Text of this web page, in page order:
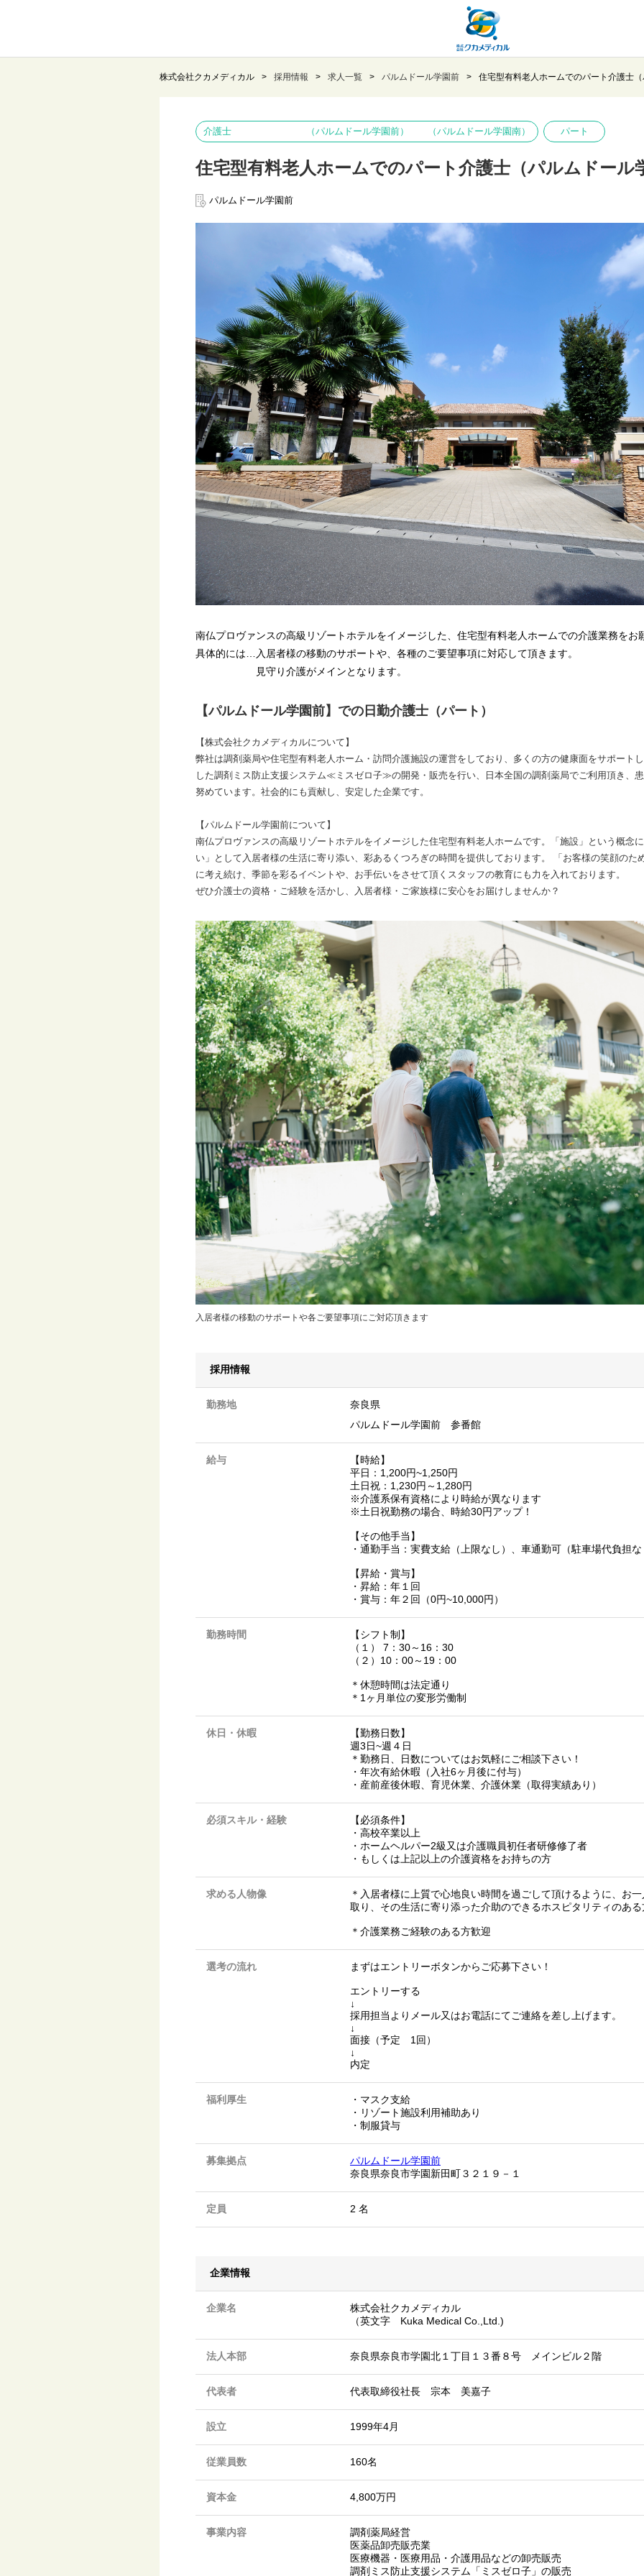
株式会社クカメディカル 採用情報 求人一覧 パルムドール学園前 住宅型有料老人ホームでのパート介護士
介護士 （パルムドール学園前） （パルムドール学園南） パート
住宅型有料老人ホームでのパート介護士（パルムドール
パルムドール学園前
南仏プロヴァンスの高級リゾートホテルをイメージした、住宅型有料老人ホームでの介護業務をお
具体的には…入居者様の移動のサポートや、各種のご要望事項に対応して頂きます。
見守り介護がメインとなります。
【パルムドール学園前】での日勤介護士（パート）
【株式会社クカメディカルについて】
弊社は調剤薬局や住宅型有料老人ホーム・訪問介護施設の運営をしており、多くの方の健康面をサポート
した調剤ミス防止支援システム≪ミスゼロ子≫の開発・販売を行い、日本全国の調剤薬局でご利用頂き、
努めています。社会的にも貢献し、安定した企業です。
【パルムドール学園前について】
南仏プロヴァンスの高級リゾートホテルをイメージした住宅型有料老人ホームです。「施設」という概念
い」として入居者様の生活に寄り添い、彩あるくつろぎの時間を提供しております。 「お客様の笑顔のた
に考え続け、季節を彩るイベントや、お手伝いをさせて頂くスタッフの教育にも力を入れております。
ぜひ介護士の資格・ご経験を活かし、入居者様・ご家族様に安心をお届けしませんか？
入居者様の移動のサポートや各ご要望事項にご対応頂きます
採用情報
勤務地
奈良県
パルムドール学園前 参番館
給与
【時給】
平日：1,200円~1,250円
土日祝：1,230円～1,280円
※介護系保有資格により時給が異なります
※土日祝勤務の場合、時給30円アップ！
【その他手当】
・通勤手当：実費支給（上限なし）、車通勤可（駐車場代負担
【昇給・賞与】
・昇給：年１回
・賞与：年２回（0円~10,000円）
勤務時間
【シフト制】
（１） 7：30～16：30
（２）10：00～19：00
＊休憩時間は法定通り
＊1ヶ月単位の変形労働制
休日・休暇
【勤務日数】
週3日~週４日
＊勤務日、日数についてはお気軽にご相談下さい！
・年次有給休暇（入社6ヶ月後に付与）
・産前産後休暇、育児休業、介護休業（取得実績あり）
必須スキル・経験
【必須条件】
・高校卒業以上
・ホームヘルパー2級又は介護職員初任者研修修了者
・もしくは上記以上の介護資格をお持ちの方
求める人物像
＊入居者様に上質で心地良い時間を過ごして頂けるように、お
取り、その生活に寄り添った介助のできるホスピタリティのある
＊介護業務ご経験のある方歓迎
選考の流れ まずはエントリーボタンからご応募下さい！
エントリーする
↓
採用担当よりメール又はお電話にてご連絡を差し上げます。
↓
面接（予定 1回）
↓
内定
福利厚生
・マスク支給
・リゾート施設利用補助あり
・制服貸与
募集拠点
パルムドール学園前
奈良県奈良市学園新田町３２１９－１
定員 2 名
企業情報
企業名
株式会社クカメディカル
（英文字 Kuka Medical Co.,Ltd.)
法人本部 奈良県奈良市学園北１丁目１３番８号 メインビル２階
代表者 代表取締役社長 宗本 美嘉子
設立 1999年4月
従業員数 160名
資本金 4,800万円
事業内容
調剤薬局経営
医薬品卸売販売業
医療機器・医療用品・介護用品などの卸売販売
調剤ミス防止支援システム「ミスゼロ子」の販売